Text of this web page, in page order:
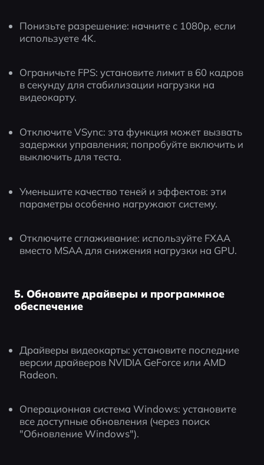
Понизьте разрешение: начните с 1080p, если
используете 4K.
Ограничьте FPS: установите лимит в 60 кадров
в секунду для стабилизации нагрузки на
видеокарту.
Отключите VSync: эта функция может вызвать
задержки управления; попробуйте включить и
выключить для теста.
Уменьшите качество теней и эффектов: эти
параметры особенно нагружают систему.
Отключите сглаживание: используйте FXAA
вместо MSAA для снижения нагрузки на GPU.
5. Обновите драйверы и программное
обеспечение
Драйверы видеокарты: установите последние
версии драйверов NVIDIA GeForce или AMD
Radeon.
Операционная система Windows: установите
все доступные обновления (через поиск
"Обновление Windows").